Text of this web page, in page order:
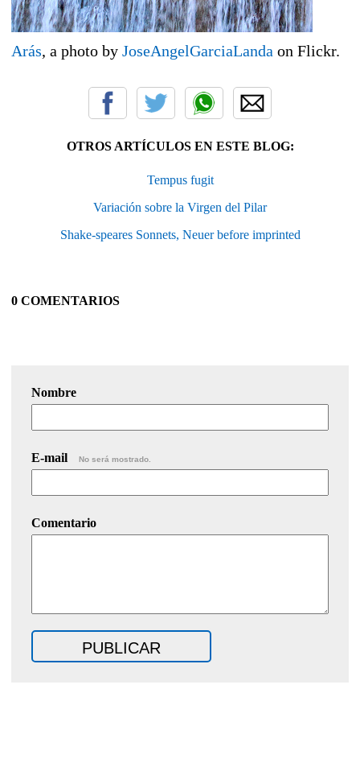
Arás, a photo by JoseAngelGarciaLanda on Flickr.
OTROS ARTÍCULOS EN ESTE BLOG:
Tempus fugit
Variación sobre la Virgen del Pilar
Shake-speares Sonnets, Neuer before imprinted
0 COMENTARIOS
Nombre
E-mail No será mostrado.
Comentario